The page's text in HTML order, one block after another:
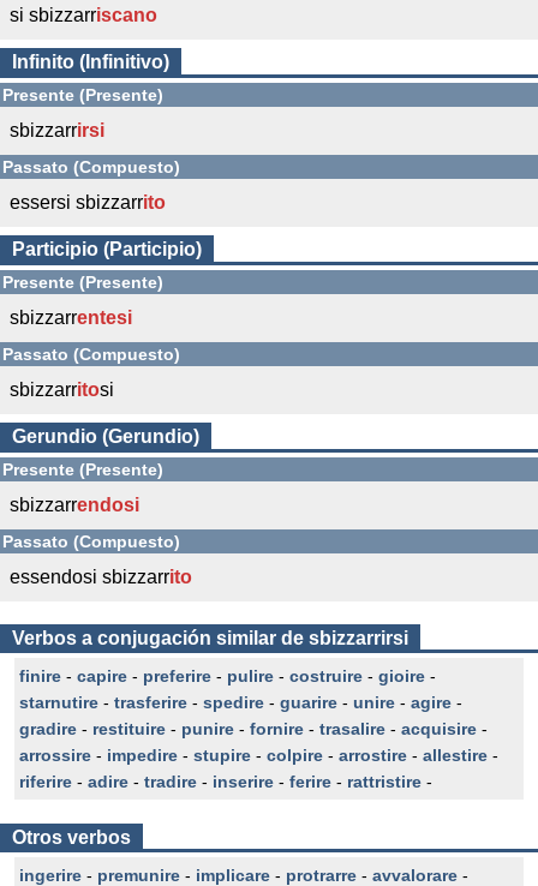
si sbizzarriscano
Infinito (Infinitivo)
Presente (Presente)
sbizzarrirsi
Passato (Compuesto)
essersi sbizzarrito
Participio (Participio)
Presente (Presente)
sbizzarrentesi
Passato (Compuesto)
sbizzarritosi
Gerundio (Gerundio)
Presente (Presente)
sbizzarrendosi
Passato (Compuesto)
essendosi sbizzarrito
Verbos a conjugación similar de sbizzarrirsi
finire - capire - preferire - pulire - costruire - gioire -
starnutire - trasferire - spedire - guarire - unire - agire -
gradire - restituire - punire - fornire - trasalire - acquisire -
arrossire - impedire - stupire - colpire - arrostire - allestire -
riferire - adire - tradire - inserire - ferire - rattristire -
Otros verbos
ingerire - premunire - implicare - protrarre - avvalorare -